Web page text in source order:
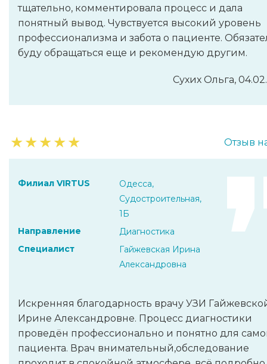
тщательно, комментировала процесс и дала
понятный вывод. Чувствуется высокий уровень
профессионализма и забота о пациенте.
буду обращаться еще и рекомендую другим.
Сухих Ольга,
★★★★★ Отзыв
Филиал VIRTUS
Одесса,
Судостроительная,
1Б
Направление
Диагностика
Специалист
Гайжевская Ирина
Александровна
Искренняя благодарность врачу УЗИ
Ирине Александровне. Процесс диагностики
проведён профессионально и понятно для
пациента. Врач внимательный,обследование